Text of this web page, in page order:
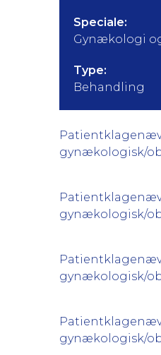
Speciale:
Gynækologi
Type:
Behandling
gynækologisk/
gynækologisk/
gynækologisk/
gynækologisk/